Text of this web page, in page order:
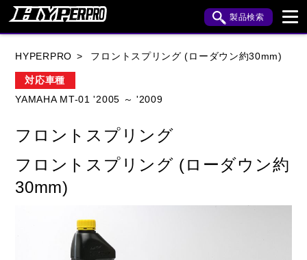
製品検索
BUELL
KTM
HYPERPRO フロントスプリング (ローダウン約30mm)
対応車種
YAMAHA MT-01 '2005 ～ '2009
フロントスプリング
フロントスプリング (ローダウン約
30mm)